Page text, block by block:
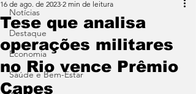
Notícias
Destaque
Economia
Saúde e Bem-Estar
Tese que analisa
operações militares
no Rio vence Prêmio
Capes
16 de ago. de 2023 2 min de leitura